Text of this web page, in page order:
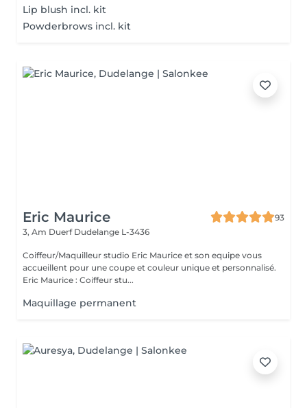
Lip blush incl. kit
Powderbrows incl. kit
Eric Maurice
93
3, Am Duerf Dudelange L-3436
Coiffeur/Maquilleur studio Eric Maurice et son equipe vous
accueillent pour une coupe et couleur unique et personnalisé.
Eric Maurice : Coiffeur stu...
Maquillage permanent